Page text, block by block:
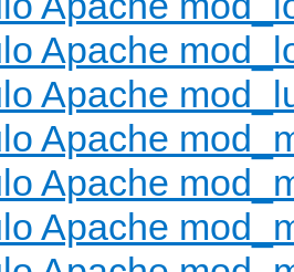
Apache
Apache
Apache
Apache
Apache